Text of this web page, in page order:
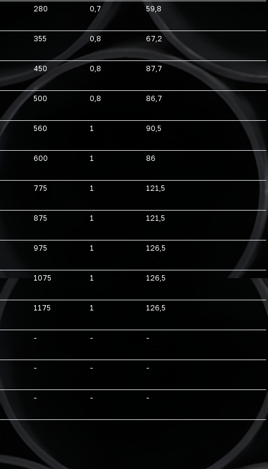
280 0,7 59,8
355 0,8 67,2
450 0,8 87,7
500 0,8 86,7
560 1 90,5
600 1 86
775 1 121,5
875 1 121,5
975 1 126,5
1075 1 126,5
1175 1 126,5
- - -
- - -
- - -